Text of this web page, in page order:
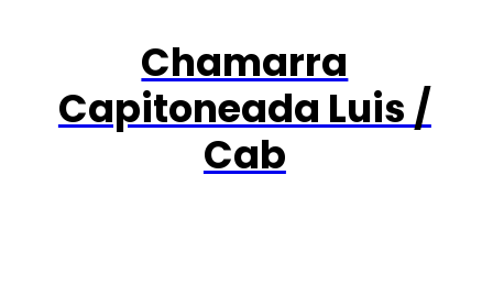
Chamarra
Capitoneada Luis /
Cab